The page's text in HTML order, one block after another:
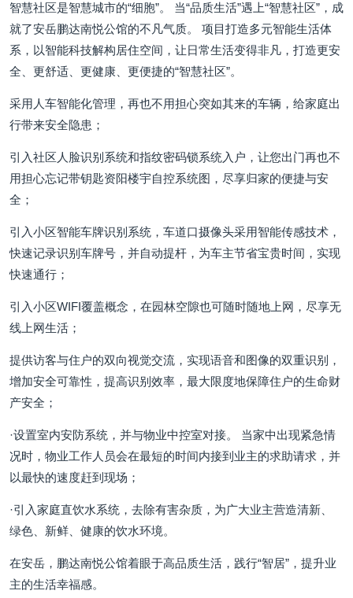
智慧社区是智慧城市的“细胞”。 当“品质生活”遇上“智慧社区”，成
就了安岳鹏达南悦公馆的不凡气质。 项目打造多元智能生活体
系，以智能科技解构居住空间，让日常生活变得非凡，打造更安
全、更舒适、更健康、更便捷的“智慧社区”。
采用人车智能化管理，再也不用担心突如其来的车辆，给家庭出
行带来安全隐患；
引入社区人脸识别系统和指纹密码锁系统入户，让您出门再也不
用担心忘记带钥匙资阳楼宇自控系统图，尽享归家的便捷与安
全；
引入小区智能车牌识别系统，车道口摄像头采用智能传感技术，
快速记录识别车牌号，并自动提杆，为车主节省宝贵时间，实现
快速通行；
引入小区WIFI覆盖概念，在园林空隙也可随时随地上网，尽享无
线上网生活；
提供访客与住户的双向视觉交流，实现语音和图像的双重识别，
增加安全可靠性，提高识别效率，最大限度地保障住户的生命财
产安全；
·设置室内安防系统，并与物业中控室对接。 当家中出现紧急情
况时，物业工作人员会在最短的时间内接到业主的求助请求，并
以最快的速度赶到现场；
·引入家庭直饮水系统，去除有害杂质，为广大业主营造清新、
绿色、新鲜、健康的饮水环境。
在安岳，鹏达南悦公馆着眼于高品质生活，践行“智居”，提升业
主的生活幸福感。